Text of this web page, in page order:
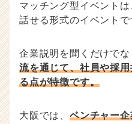
マッチング型イベント
話せる形式のイベントで
企業説明を聞くだけで
流を通じて、社員や採
る点が特徴です。
大阪では、 ベンチャー